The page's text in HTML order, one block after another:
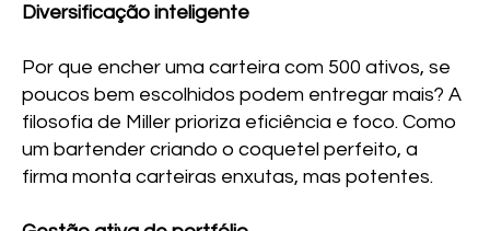
Diversificação inteligente
Por que encher uma carteira com 500 ativos, se
poucos bem escolhidos podem entregar mais? A
filosofia de Miller prioriza eficiência e foco. Como
um bartender criando o coquetel perfeito, a
firma monta carteiras enxutas, mas potentes.